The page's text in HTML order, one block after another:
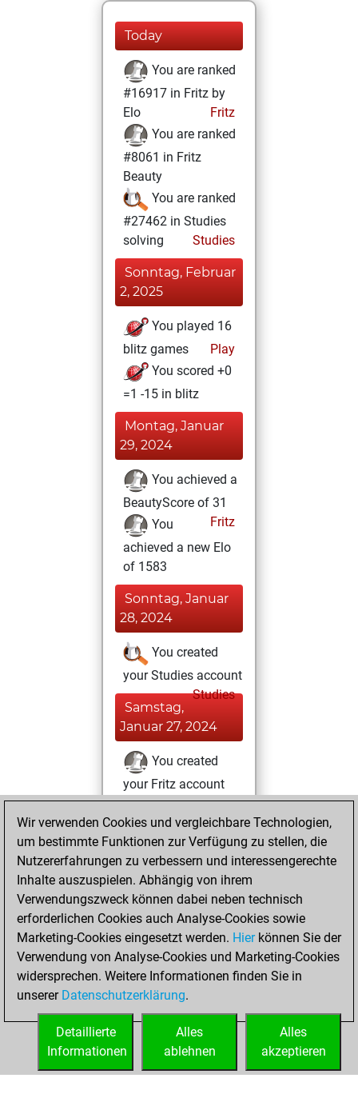
Today
You are ranked
#16917 in Fritz by
Elo
Fritz
You are ranked
#8061 in Fritz
Beauty
You are ranked
#27462 in Studies
solving
Studies
Sonntag, Februar
2, 2025
You played 16
blitz games
Play
You scored +0
=1 -15 in blitz
Montag, Januar
29, 2024
You achieved a
BeautyScore of 31
Fritz
You
achieved a new Elo
of 1583
Sonntag, Januar
28, 2024
You created
your Studies account
Studies
Samstag,
Januar 27, 2024
You created
your Fritz account
Fritz
Freitag,
Januar 26, 2024
You played 2
bullet games
Play
You scored +0
=0 -2 in bullet
You played 10
slow games
You scored +2
=1 -7 in slow games
Wir verwenden Cookies und vergleichbare Technologien,
um bestimmte Funktionen zur Verfügung zu stellen, die
Nutzererfahrungen zu verbessern und interessengerechte
Inhalte auszuspielen. Abhängig von ihrem
Verwendungszweck können dabei neben technisch
erforderlichen Cookies auch Analyse-Cookies sowie
Marketing-Cookies eingesetzt werden. Hierkönnen Sie der
Verwendung von Analyse-Cookies und Marketing-Cookies
widersprechen. Weitere Informationen finden Sie in
unserer Datenschutzerklärung.
Alles
akzeptieren
Alles
ablehnen
Detaillierte
Informationen